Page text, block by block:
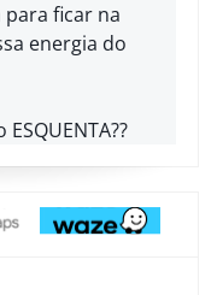
ficar na
energia do